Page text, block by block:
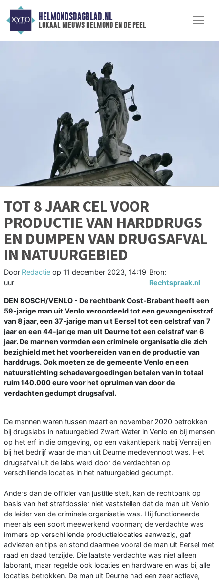
HELMONDSDAGBLAD.NL
lokaal nieuws helmond en de peel
TOT 8 JAAR CEL VOOR
PRODUCTIE VAN HARDDRUGS
EN DUMPEN VAN DRUGSAFVAL
IN NATUURGEBIED
Door Redactie op 11 december 2023, 14:19
uur
Bron:
Rechtspraak.nl
DEN BOSCH/VENLO - De rechtbank Oost-Brabant heeft een
59-jarige man uit Venlo veroordeeld tot een gevangenisstraf
van 8 jaar, een 37-jarige man uit Eersel tot een celstraf van 7
jaar en een 44-jarige man uit Deurne tot een celstraf van 6
jaar. De mannen vormden een criminele organisatie die zich
bezighield met het voorbereiden van en de productie van
harddrugs. Ook moeten ze de gemeente Venlo en een
natuurstichting schadevergoedingen betalen van in totaal
ruim 140.000 euro voor het opruimen van door de
verdachten gedumpt drugsafval.
De mannen waren tussen maart en november 2020 betrokken
bij drugslabs in natuurgebied Zwart Water in Venlo en bij mensen
op het erf in die omgeving, op een vakantiepark nabij Venraij en
bij het bedrijf waar de man uit Deurne medevennoot was. Het
drugsafval uit de labs werd door de verdachten op
verschillende locaties in het natuurgebied gedumpt.
Anders dan de officier van justitie stelt, kan de rechtbank op
basis van het strafdossier niet vaststellen dat de man uit Venlo
de leider van de criminele organisatie was. Hij functioneerde
meer als een soort meewerkend voorman; de verdachte was
immers op verschillende productielocaties aanwezig, gaf
adviezen en tips en stond daarmee vooral de man uit Eersel met
raad en daad terzijde. Die laatste verdachte was niet alleen
laborant, maar regelde ook locaties en hardware en was bij alle
locaties betrokken. De man uit Deurne had een zeer actieve,